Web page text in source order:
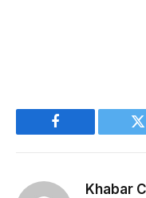
Facebook
Khabar